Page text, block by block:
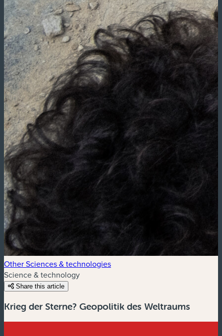
Other Sciences & technologies
Science & technology
Share this article
Krieg der Sterne? Geopolitik des Weltraums